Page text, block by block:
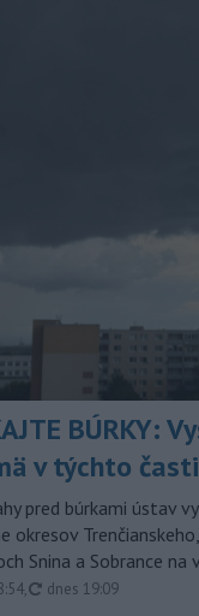
BÚRKY:
v týchto
pred búrkami ústav
okresov
Snina a Sobrance na
, aktualizované
dnes 19:09